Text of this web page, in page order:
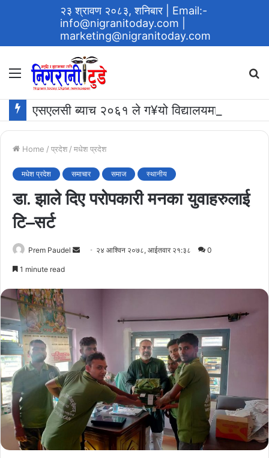
२३ श्रावण २०८३, शनिबार
| Email:-
info@nigranitoday.com
marketing@nigranitoday.com
Menu
Home / प्रदेश / मधेश प्रदेश
मधेश प्रदेश समाचार समाज स्थानीय
डा. झाले दिए परोपकारी मनका युवाहरुलाई
टि–सर्ट
Prem Paudel
Send २४ आश्विन २०७८, आईतवार २१:३८ 0
1 minute read